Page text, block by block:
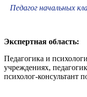
Педагог начальных
Экспертная область:
Педагогика и
учреждениях,
психолог-консультант